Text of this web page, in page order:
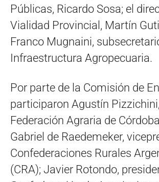
Públicas, Ricardo Sosa; el
Vialidad Provincial, Martín
Franco Mugnaini,
Infraestructura Agropecuaria.
Por parte de la Comisión de
participaron Agustín
Federación Agraria de
Gabriel de Raedemeker,
Confederaciones Rurales
(CRA); Javier Rotondo,